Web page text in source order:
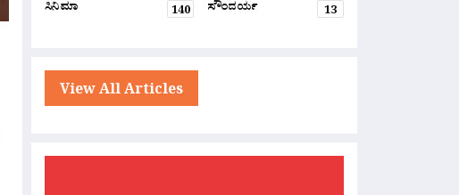
ಸಿನಿಮಾ
140 ಸೌಂದರ್ಯ 13
View All Articles